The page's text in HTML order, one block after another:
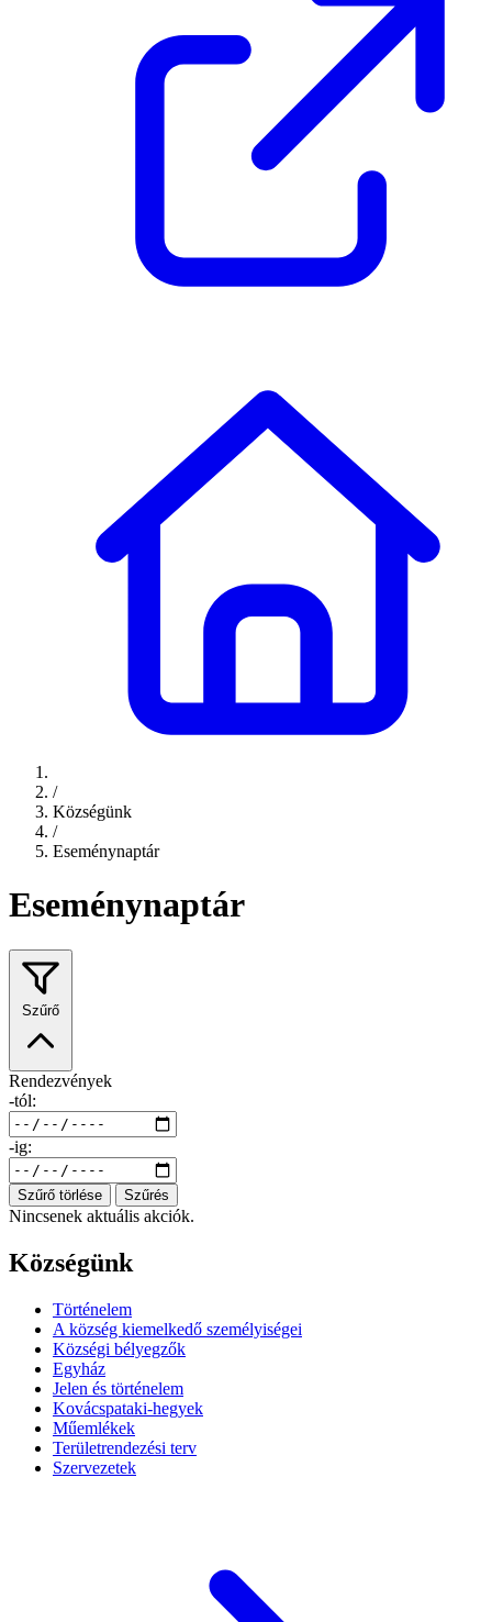
/
Községünk
/
Eseménynaptár
Eseménynaptár
Szűrő
Rendezvények
-tól:
-ig:
Szűrő törlése Szűrés
Nincsenek aktuális akciók.
Községünk
Történelem
A község kiemelkedő személyiségei
Községi bélyegzők
Egyház
Jelen és történelem
Kovácspataki-hegyek
Műemlékek
Területrendezési terv
Szervezetek